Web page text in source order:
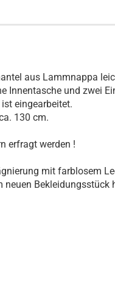
aus Lammnappa
Innentasche und zwei
eingearbeitet.
130 cm.
erfragt werden !
mit farblosem
neuen Bekleidungsstück